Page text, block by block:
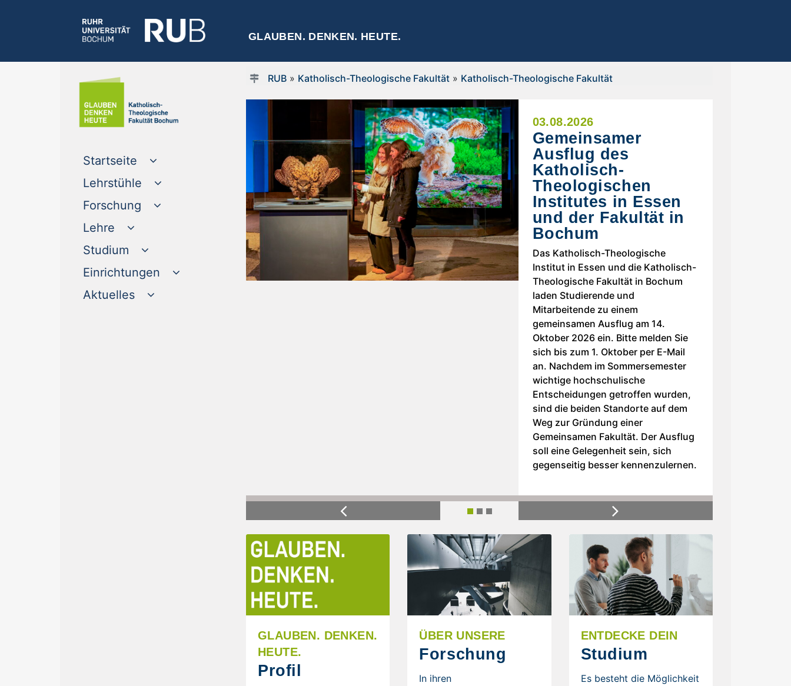
GLAUBEN. DENKEN. HEUTE.
Startseite
Lehrstühle
Forschung
Lehre
Studium
Einrichtungen
Aktuelles
RUB» Katholisch-Theologische Fakultät» Katholisch-Theologische Fakultät
03.08.2026
Gemeinsamer
Ausflug des
Katholisch-
Theologischen
Institutes in Essen
und der Fakultät in
Bochum
Das Katholisch-Theologische
Institut in Essen und die Katholisch-
Theologische Fakultät in Bochum
laden Studierende und
Mitarbeitende zu einem
gemeinsamen Ausflug am 14.
Oktober 2026 ein. Bitte melden Sie
sich bis zum 1. Oktober per E-Mail
an. Nachdem im Sommersemester
wichtige hochschulische
Entscheidungen getroffen wurden,
sind die beiden Standorte auf dem
Weg zur Gründung einer
Gemeinsamen Fakultät. Der Ausflug
soll eine Gelegenheit sein, sich
gegenseitig besser kennenzulernen.
Previous Next
GLAUBEN. DENKEN.
HEUTE.
Profil
ÜBER UNSERE
Forschung
In ihren
ENTDECKE DEIN
Studium
Es besteht die Möglichkeit